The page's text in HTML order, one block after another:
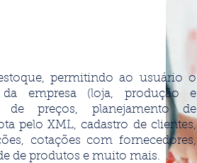
permitindo ao usuário o
empresa (loja, produção e
de preços, planejamento de
pelo XML, cadastro de clientes,
cotações com fornecedores,
de produtos e muito mais. .